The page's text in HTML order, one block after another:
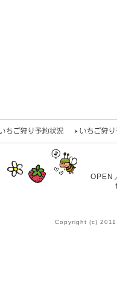
いちご狩り予約状況
OPEN
Copyright (c)